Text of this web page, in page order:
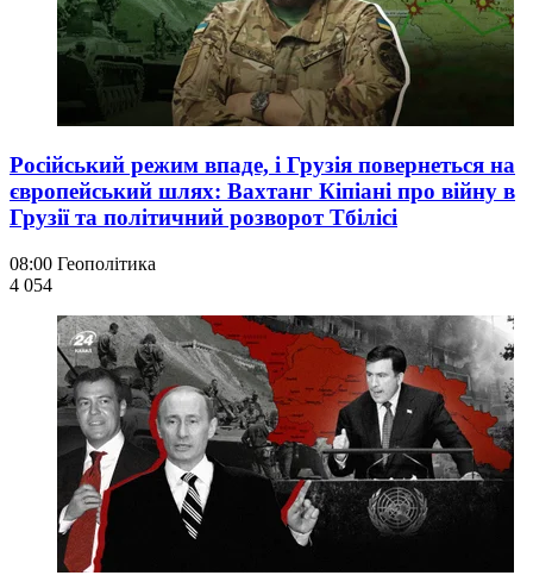
Російський режим впаде, і Грузія повернеться на
європейський шлях: Вахтанг Кіпіані про війну в
Грузії та політичний розворот Тбілісі
08:00 Геополітика
4 054